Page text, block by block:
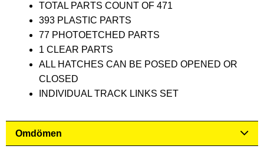
TOTAL PARTS COUNT OF 471
393 PLASTIC PARTS
77 PHOTOETCHED PARTS
1 CLEAR PARTS
ALL HATCHES CAN BE POSED OPENED OR
CLOSED
INDIVIDUAL TRACK LINKS SET
Omdömen